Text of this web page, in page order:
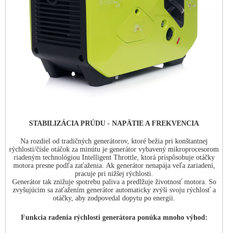
STABILIZÁCIA PRÚDU - NAPÄTIE A FREKVENCIA
Na rozdiel od tradičných generátorov, ktoré bežia pri konštantnej
rýchlosti/čísle otáčok za minútu je generátor vybavený mikroprocesorom
riadeným technológiou Intelligent Throttle, ktorá prispôsobuje otáčky
motora presne podľa zaťaženia. Ak generátor nenapája veľa zariadení,
pracuje pri nižšej rýchlosti.
Generátor tak znižuje spotrebu paliva a predlžuje životnosť motora. So
zvyšujúcim sa zaťažením generátor automaticky zvýši svoju rýchlosť a
otáčky, aby zodpovedal dopytu po energii.
Funkcia radenia rýchlosti generátora ponúka mnoho výhod: